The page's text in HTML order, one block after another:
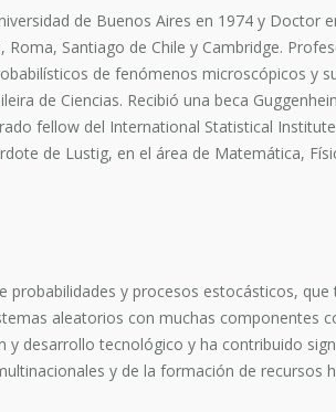
de Buenos Aires en 1974 y Doctor
Santiago de Chile y Cambridge.
de fenómenos microscópicos y
de Ciencias. Recibió una beca
fellow del International Statistical
de Lustig, en el área de Matemática,
y procesos estocásticos,
aleatorios con muchas componentes
desarrollo tecnológico y ha contribuido
y de la formación de recursos